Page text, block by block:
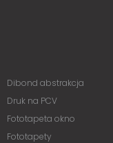
Dibond abstrakcja
Druk na PCV
Fototapeta okno
Fototapety